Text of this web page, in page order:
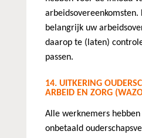
arbeidsovereenkomsten.
belangrijk uw
daarop te (laten)
passen.
14. UITKERING
ARBEID EN ZORG
Alle werknemers hebben
onbetaald